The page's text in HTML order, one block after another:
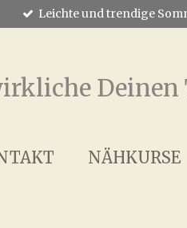
Leichte und trendige
Deinen
NÄHKURSE